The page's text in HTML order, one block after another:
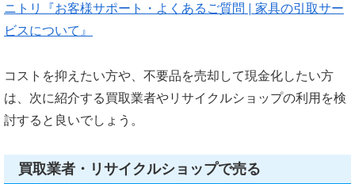
ニトリ『お客様サポート・よくあるご質問 | 家具の引取サー
ビスについて』
コストを抑えたい方や、不要品を売却して現金化したい方
は、次に紹介する買取業者やリサイクルショップの利用を検
討すると良いでしょう。
買取業者・リサイクルショップで売る